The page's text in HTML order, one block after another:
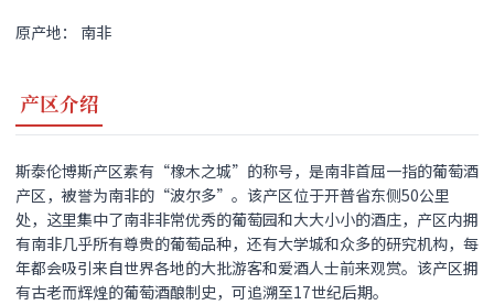
原产地： 南非
产区介绍
斯泰伦博斯产区素有“橡木之城”的称号，是南非首屈一指的葡萄酒
产区，被誉为南非的“波尔多”。该产区位于开普省东侧50公里
处，这里集中了南非非常优秀的葡萄园和大大小小的酒庄，产区内拥
有南非几乎所有尊贵的葡萄品种，还有大学城和众多的研究机构，每
年都会吸引来自世界各地的大批游客和爱酒人士前来观赏。该产区拥
有古老而辉煌的葡萄酒酿制史，可追溯至17世纪后期。